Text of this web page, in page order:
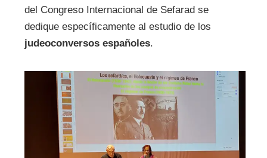
del Congreso Internacional de Sefarad se
dedique específicamente al estudio de los
judeoconversos españoles.